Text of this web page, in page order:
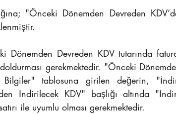
"Önceki Dönemden Devreden
Dönemden Devreden KDV tutarında
gerekmektedir. "Önceki
tablosuna girilen değerin,
İndirilecek KDV" başlığı altında
ile uyumlu olması gerekmektedir.